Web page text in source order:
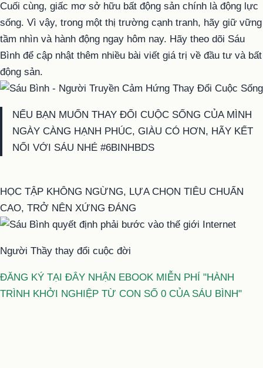
Cuối cùng, giấc mơ sở hữu bất động sản chính là động lực
sống. Vì vậy, trong một thị trường cạnh tranh, hãy giữ vững
tầm nhìn và hành động ngay hôm nay. Hãy theo dõi Sáu
Bình để cập nhật thêm nhiều bài viết giá trị về đầu tư và bất
động sản.
NẾU BẠN MUỐN THAY ĐỔI CUỘC SỐNG CỦA MÌNH
NGÀY CÀNG HẠNH PHÚC, GIÀU CÓ HƠN, HÃY KẾT
NỐI VỚI SÁU NHÉ #6BINHBDS
HỌC TẬP KHÔNG NGỪNG, LỰA CHỌN TIÊU CHUẨN
CAO, TRỞ NÊN XỨNG ĐÁNG
Người Thầy thay đổi cuộc đời
ĐĂNG KÝ TẠI ĐÂY NHẬN EBOOK MIỄN PHÍ "HÀNH
TRÌNH KHỞI NGHIỆP TỪ CON SỐ 0 CỦA SÁU BÌNH"